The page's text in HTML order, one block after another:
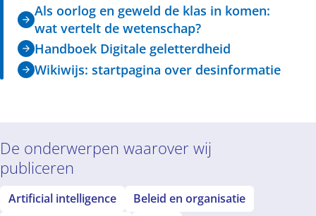
Als oorlog en geweld de klas in komen:
wat vertelt de wetenschap?
Handboek Digitale geletterdheid
Wikiwijs: startpagina over desinformatie
De onderwerpen waarover wij
publiceren
Artificial intelligence
Beleid en organisatie